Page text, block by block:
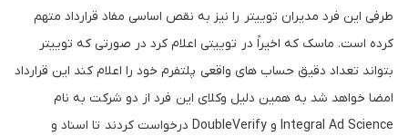
طرفی این فرد مدیران توییتر را نیز به نقص اساسی مفاد قرارداد متهم
کرده است. ماسک که اخیراً در توییتی اعلام کرد در صورتی که توییتر
بتواند تعداد دقیق حساب های واقعی پلتفرم خود را اعلام کند این قرارداد
امضا خواهد شد به همین دلیل وکلای این فرد از دو شرکت به نام
Integral Ad Science و DoubleVerify درخواست کردند تا اسناد و